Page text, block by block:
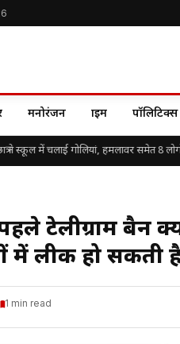
मनोरंजन क्राइम पॉलिटिक्स
में चलाई गोलियां, हमलावर समेत 8 लोगों
पहले टेलीग्राम बैन
लीक हो सकती है
1 min read